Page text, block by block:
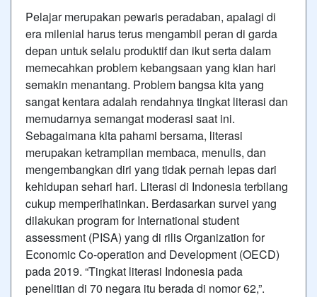
Pelajar merupakan pewaris peradaban, apalagi di
era milenial harus terus mengambil peran di garda
depan untuk selalu produktif dan ikut serta dalam
memecahkan problem kebangsaan yang kian hari
semakin menantang. Problem bangsa kita yang
sangat kentara adalah rendahnya tingkat literasi dan
memudarnya semangat moderasi saat ini.
Sebagaimana kita pahami bersama, literasi
merupakan ketrampilan membaca, menulis, dan
mengembangkan diri yang tidak pernah lepas dari
kehidupan sehari hari. Literasi di Indonesia terbilang
cukup memperihatinkan. Berdasarkan survei yang
dilakukan program for International student
assessment (PISA) yang di rilis Organization for
Economic Co-operation and Development (OECD)
pada 2019. “Tingkat literasi Indonesiapada
penelitian di 70 negara itu berada di nomor 62,”.